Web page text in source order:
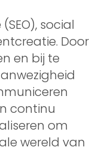
social
Door
en bij te
continu
om
wereld van